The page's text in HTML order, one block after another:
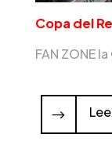
Copa del
FAN ZONE